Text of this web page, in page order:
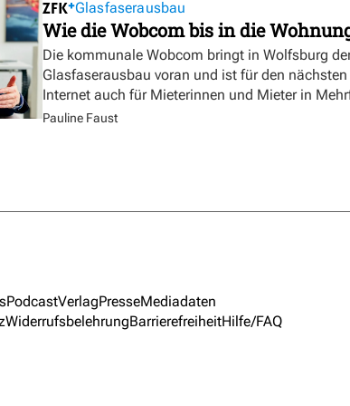
Glasfaserausbau
Wie die Wobcom bis in die
Die kommunale Wobcom bringt in Wolfsburg
Glasfaserausbau voran und ist für den
Internet auch für Mieterinnen und Mieter in
Pauline Faust
PodcastVerlagPresseMediadaten
WiderrufsbelehrungBarrierefreiheitHilfe/FAQ